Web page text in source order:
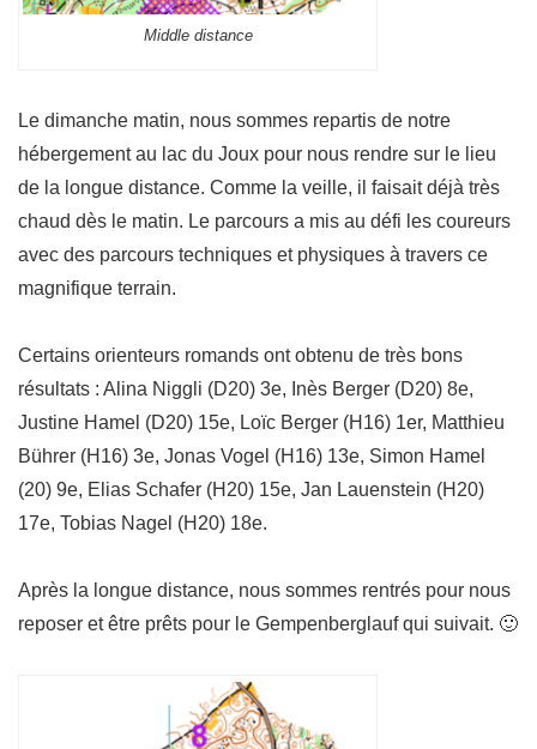
Middle distance
Le dimanche matin, nous sommes repartis de notre
hébergement au lac du Joux pour nous rendre sur le lieu
de la longue distance. Comme la veille, il faisait déjà très
chaud dès le matin. Le parcours a mis au défi les coureurs
avec des parcours techniques et physiques à travers ce
magnifique terrain.
Certains orienteurs romands ont obtenu de très bons
résultats : Alina Niggli (D20) 3e, Inès Berger (D20) 8e,
Justine Hamel (D20) 15e, Loïc Berger (H16) 1er, Matthieu
Bührer (H16) 3e, Jonas Vogel (H16) 13e, Simon Hamel
(20) 9e, Elias Schafer (H20) 15e, Jan Lauenstein (H20)
17e, Tobias Nagel (H20) 18e.
Après la longue distance, nous sommes rentrés pour nous
reposer et être prêts pour le Gempenberglauf qui suivait. 🙂